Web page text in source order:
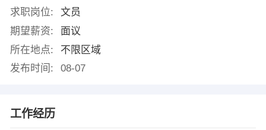
求职岗位:
文员
期望薪资:
面议
所在地点:
不限区域
发布时间:
08-07
工作经历